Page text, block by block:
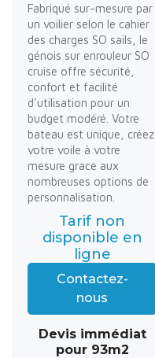
Fabriqué sur-mesure par
un voilier selon le cahier
des charges SO sails, le
génois sur enrouleur SO
cruise offre sécurité,
confort et facilité
d'utilisation pour un
budget modéré. Votre
bateau est unique, créez
votre voile à votre
mesure grace aux
nombreuses options de
personnalisation.
Tarif non
disponible en
ligne
Contactez-
nous
Devis immédiat
pour 93m2